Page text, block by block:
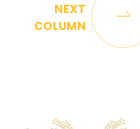
NEXT
COLUMN